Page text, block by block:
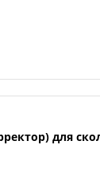
для